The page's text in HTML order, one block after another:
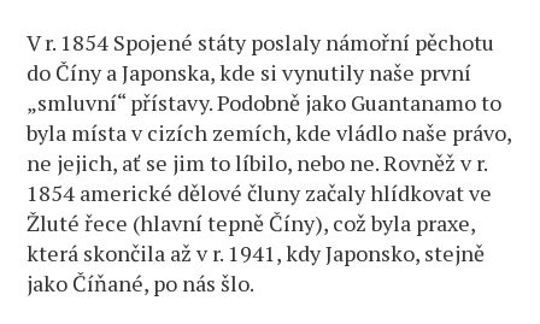
V r. 1854 Spojené státy poslaly námořní pěchotu
do Číny a Japonska, kde si vynutily naše první
„smluvní“ přístavy. Podobně jako Guantanamo to
byla místa v cizích zemích, kde vládlo naše právo,
ne jejich, ať se jim to líbilo, nebo ne. Rovněž v r.
1854 americké dělové čluny začaly hlídkovat ve
Žluté řece (hlavní tepně Číny), což byla praxe,
která skončila až v r. 1941, kdy Japonsko, stejně
jako Číňané, po nás šlo.